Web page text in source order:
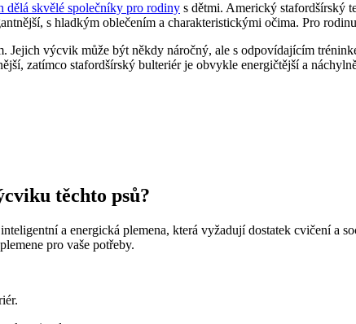
dělá skvělé společníky pro rodiny s dětmi. Americký stafordšírský
s hladkým oblečením a charakteristickými očima. Pro
Jejich výcvik může být někdy náročný, ale s odpovídajícím
zatímco stafordšírský bulteriér je obvykle energičtější a
těchto psů?
a energická plemena, která vyžadují dostatek cvičení a
pro vaše potřeby.